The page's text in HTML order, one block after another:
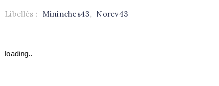
Libellés : Mininches43, Norev43
loading..